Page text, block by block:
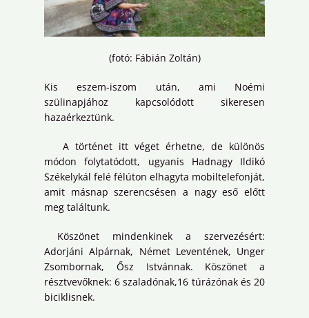
(fotó: Fábián Zoltán)
Kis eszem-iszom után, ami Noémi
szülinapjához kapcsolódott sikeresen
hazaérkeztünk.
A történet itt véget érhetne, de különös
módon folytatódott, ugyanis Hadnagy Ildikó
Székelykál felé félúton elhagyta mobiltelefonját,
amit másnap szerencsésen a nagy eső előtt
meg találtunk.
Köszönet mindenkinek a szervezésért:
Adorjáni Alpárnak, Német Leventének, Unger
Zsombornak, Ősz Istvánnak. Köszönet a
résztvevőknek: 6 szaladónak,16 túrázónak és 20
biciklisnek.